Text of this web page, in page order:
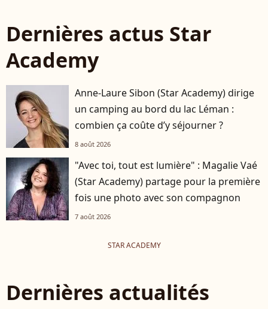
Dernières actus Star
Academy
Anne-Laure Sibon (Star Academy) dirige
un camping au bord du lac Léman :
combien ça coûte d’y séjourner ?
8 août 2026
"Avec toi, tout est lumière" : Magalie Vaé
(Star Academy) partage pour la première
fois une photo avec son compagnon
7 août 2026
STAR ACADEMY
Dernières actualités